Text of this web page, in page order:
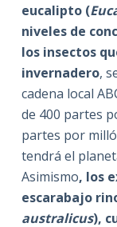
eucalipto (
niveles de
los insectos
invernadero,
cadena local
de 400 partes
partes por
tendrá el
Asimismo, los
escarabajo
australicus),